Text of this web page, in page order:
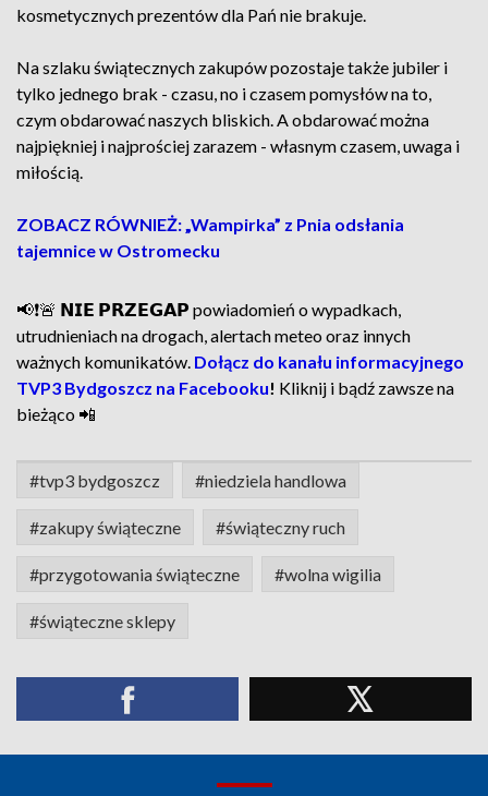
kosmetycznych prezentów dla Pań nie brakuje.
Na szlaku świątecznych zakupów pozostaje także jubiler i
tylko jednego brak - czasu, no i czasem pomysłów na to,
czym obdarować naszych bliskich. A obdarować można
najpiękniej i najprościej zarazem - własnym czasem, uwaga i
miłością.
ZOBACZ RÓWNIEŻ: „Wampirka” z Pnia odsłania
tajemnice w Ostromecku
📢❗🚨 𝗡𝗜𝗘 𝗣𝗥𝗭𝗘𝗚𝗔𝗣 powiadomień o wypadkach,
utrudnieniach na drogach, alertach meteo oraz innych
ważnych komunikatów. Dołącz do kanału informacyjnego
TVP3 Bydgoszcz na Facebooku! Kliknij i bądź zawsze na
bieżąco 📲
#tvp3 bydgoszcz #niedziela handlowa
#zakupy świąteczne #świąteczny ruch
#przygotowania świąteczne #wolna wigilia
#świąteczne sklepy